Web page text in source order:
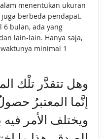
menentukan ukuran
berbeda pendapat.
6 bulan, ada yang
lain-lain. Hanya saja,
minimal 1
وهل تتقدَّر تلْك
إنَّما المعتبرُ
ويختلف الأمر